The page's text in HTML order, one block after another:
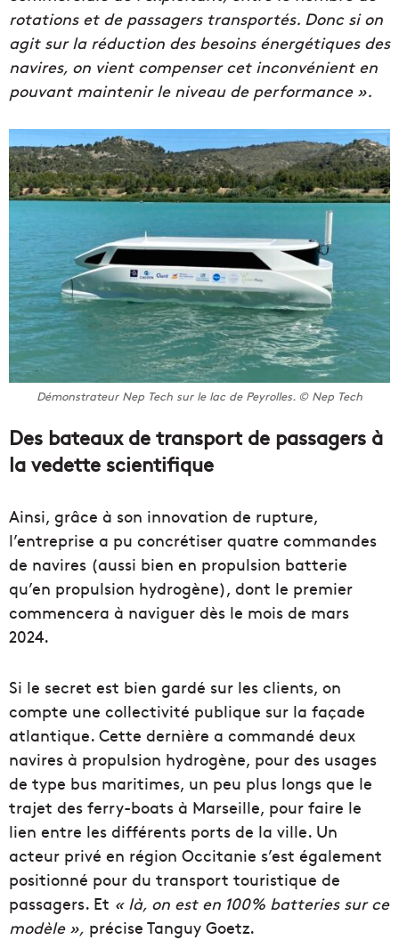
rotations et de passagers transportés. Donc si on
agit sur la réduction des besoins énergétiques des
navires, on vient compenser cet inconvénient en
pouvant maintenir le niveau de performance ».
Démonstrateur Nep Tech sur le lac de Peyrolles. © Nep Tech
Des bateaux de transport de passagers à
la vedette scientifique
Ainsi, grâce à son innovation de rupture,
l’entreprise a pu concrétiser quatre commandes
de navires (aussi bien en propulsion batterie
qu’en propulsion hydrogène), dont le premier
commencera à naviguer dès le mois de mars
2024.
Si le secret est bien gardé sur les clients, on
compte une collectivité publique sur la façade
atlantique. Cette dernière a commandé deux
navires à propulsion hydrogène, pour des usages
de type bus maritimes, un peu plus longs que le
trajet des ferry-boats à Marseille, pour faire le
lien entre les différents ports de la ville. Un
acteur privé en région Occitanie s’est également
positionné pour du transport touristique de
passagers. Et « là, on est en 100% batteries sur ce
modèle », précise Tanguy Goetz.